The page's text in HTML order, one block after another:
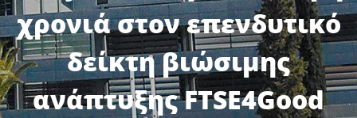
χρονιά στον επενδυτικό
δείκτη βιώσιμης
ανάπτυξης FTSE4Good